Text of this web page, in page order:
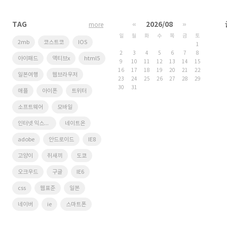
TAG
2mb 코스트코 IOS
아이패드 액티브x html5
일본여행 웹브라우저
애플 아이폰 트위터
소프트웨어 모바일
인터넷 익스플로러 네이트온
adobe 안드로이드 IE8
고양이 쥐새끼 도쿄
오크우드 구글 IE6
css 웹표준 일본
네이버 ie 스마트폰
more « 2026/08 »
일 월 화 수 목 금
토
1
2
3 4 5 6 7
8
9
10 11 12 13 14
15
16
17 18 19 20 21
22
23
24 25 26 27 28
29
30
31